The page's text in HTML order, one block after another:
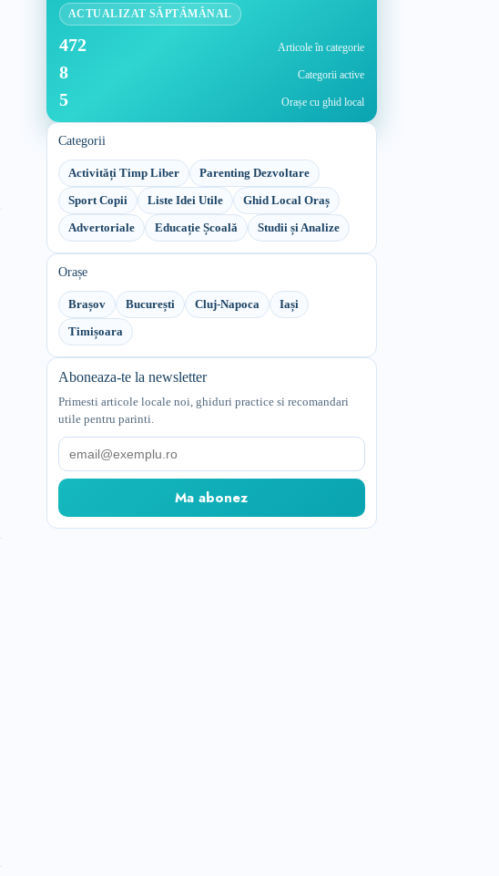
ACTUALIZAT SĂPTĂMÂNAL
472 Articole în categorie
8 Categorii active
5 Orașe cu ghid local
Categorii
Activități Timp Liber
Parenting Dezvoltare
Sport Copii
Liste Idei Utile
Ghid Local Oraș
Advertoriale
Educație Școală Studii și Analize
Orașe
Brașov București Cluj-Napoca
Iași
Timișoara
Aboneaza-te la newsletter
Primesti articole locale noi, ghiduri practice si recomandari
utile pentru parinti.
Email
Ma abonez